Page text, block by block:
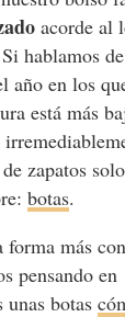
acorde al
hablamos
año en los
está más
zapatos
botas.
forma más
pensando en
unas botas